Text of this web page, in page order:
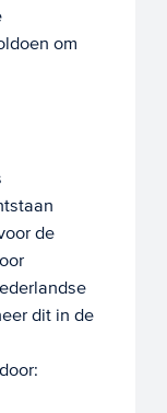
om
de
dit in de